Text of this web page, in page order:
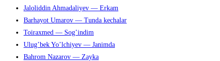
Jaloliddin Ahmadaliyev — Erkam
Barhayot Umarov — Tunda kechalar
Toiraxmed — Sog’indim
Ulug’bek Yo’lchiyev — Janimda
Bahrom Nazarov — Zayka